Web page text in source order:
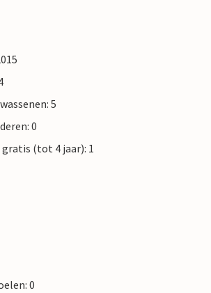
5
0
(tot 4 jaar): 1
0